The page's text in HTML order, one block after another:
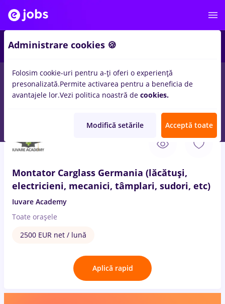
Salarii Remote (de acasă) București Cluj-
Montator Carglass Germania (lăcătuși,
electricieni, mecanici, tâmplari, sudori, etc)
Iuvare Academy
Toate oraşele
2500 EUR net / lună
Aplică rapid
Administrare cookies 🍪
Folosim cookie-uri pentru a-ți oferi o experiență
presonalizată.Permite activarea pentru a beneficia de
avantajele lor.Vezi politica noastră de cookies.
Modifică setările Acceptă toate